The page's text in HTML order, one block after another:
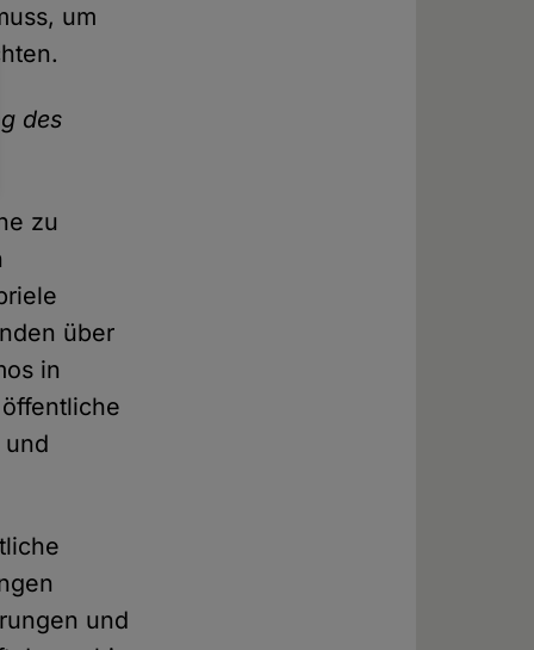
um
des
zu
über
in
und